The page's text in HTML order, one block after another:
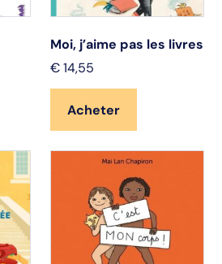
Moi, j’aime pas les livres
€ 14,55
Acheter